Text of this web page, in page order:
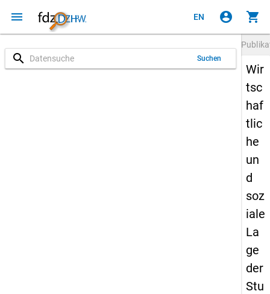
menu EN account_circle shopping_cart
search Suchen
Wir
tsc
haf
tlic
he
un
d
soz
iale
La
ge
der
Stu